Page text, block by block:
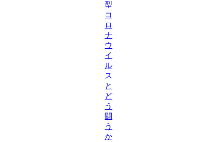
型
コ
ロ
ナ
ウ
イ
ル
ス
と
ど
う
闘
う
か